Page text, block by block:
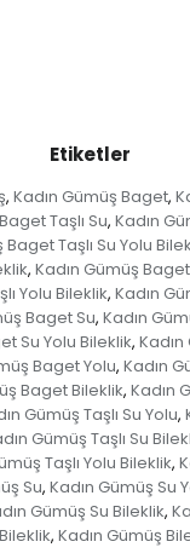
Etiketler
, Kadın Gümüş Baget,
Taşlı Su, Kadın
Baget Taşlı Su Yolu
, Kadın Gümüş Baget
Yolu Bileklik, Kadın
Baget Su, Kadın
Su Yolu Bileklik,
Baget Yolu, Kadın
Baget Bileklik, Kadın
Gümüş Taşlı Su Yolu,
Gümüş Taşlı Su
Taşlı Yolu Bileklik,
Su, Kadın Gümüş Su
Gümüş Su Bileklik,
, Kadın Gümüş